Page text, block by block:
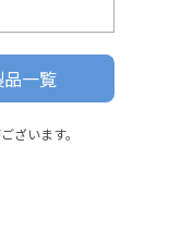
品一覧
ざいます。